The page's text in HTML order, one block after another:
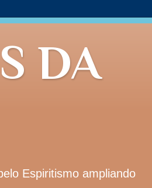
DA
Espiritismo ampliando